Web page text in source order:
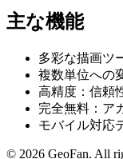
主な機能
多彩な描画ツ
複数単位への
高精度：信頼
完全無料：ア
モバイル対応
© 2026 GeoFan. All